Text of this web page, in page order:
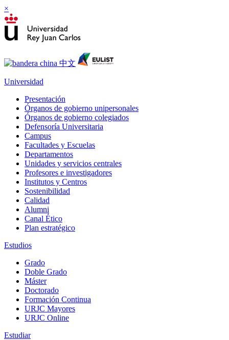
×
Universidad
Presentación
Órganos de gobierno unipersonales
Órganos de gobierno colegiados
Defensoría Universitaria
Campus
Facultades y Escuelas
Departamentos
Unidades y servicios centrales
Profesores e investigadores
Institutos y Centros
Sostenibilidad
Calidad
Alumni
Canal Ético
Plan estratégico
Estudios
Grado
Doble Grado
Máster
Doctorado
Formación Continua
URJC Mayores
URJC Online
Estudiar